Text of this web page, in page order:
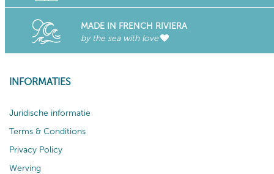
MADE IN FRENCH RIVIERA
by the sea with love
INFORMATIES
Juridische informatie
Terms & Conditions
Privacy Policy
Werving